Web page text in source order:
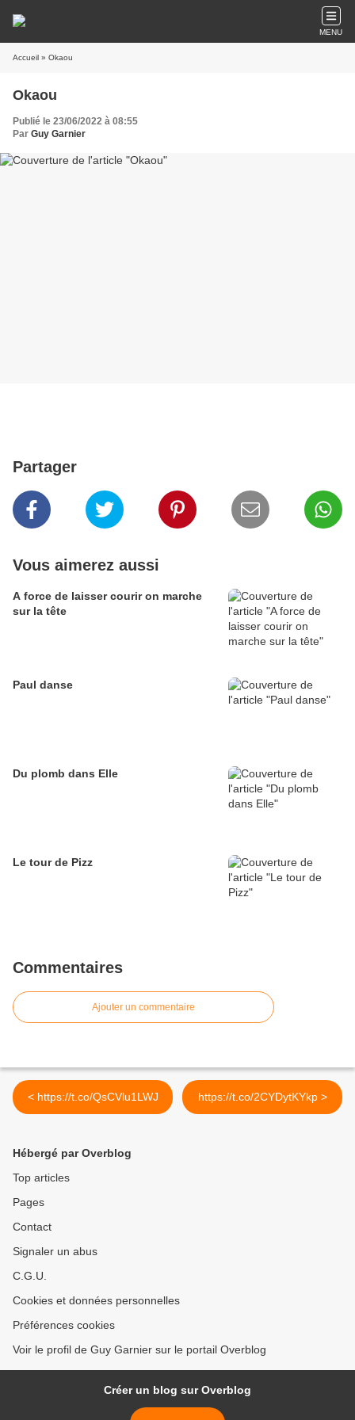
MENU
Accueil » Okaou
Okaou
Publié le 23/06/2022 à 08:55
Par Guy Garnier
Partager
Vous aimerez aussi
A force de laisser courir on marche
sur la tête
Paul danse
Du plomb dans Elle
Le tour de Pizz
Commentaires
Ajouter un commentaire
< https://t.co/QsCVlu1LWJ https://t.co/2CYDytKYkp >
Hébergé par Overblog
Top articles
Pages
Contact
Signaler un abus
C.G.U.
Cookies et données personnelles
Préférences cookies
Voir le profil de Guy Garnier sur le portail Overblog
Créer un blog sur Overblog